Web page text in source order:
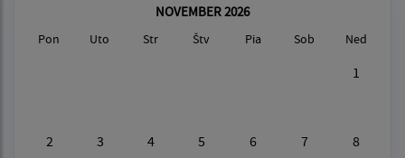
NOVEMBER 2026
Pon Uto Str Štv Pia Sob Ned
1
2 3 4 5 6 7 8